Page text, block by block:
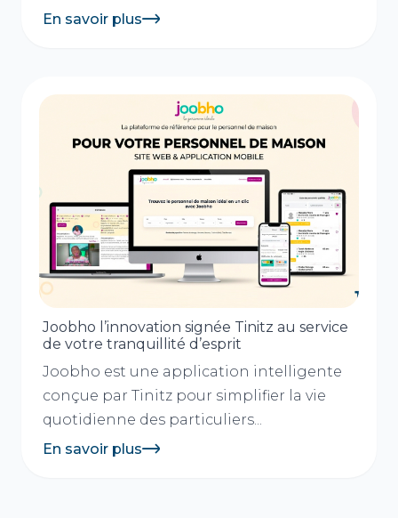
En savoir plus
Joobho l’innovation signée Tinitz au service
de votre tranquillité d’esprit
Joobho est une application intelligente
conçue par Tinitz pour simplifier la vie
quotidienne des particuliers...
En savoir plus